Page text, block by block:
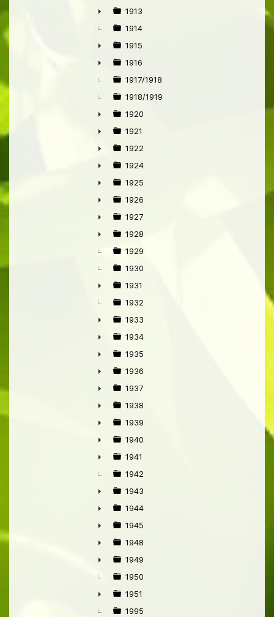
►
1913
1914
►
1915
►
1916
1917/1918
1918/1919
►
1920
►
1921
►
1922
►
1924
►
1925
►
1926
►
1927
►
1928
1929
1930
►
1931
1932
►
1933
►
1934
►
1935
►
1936
►
1937
►
1938
►
1939
►
1940
►
1941
1942
►
1943
►
1944
►
1945
►
1948
►
1949
1950
►
1951
1995